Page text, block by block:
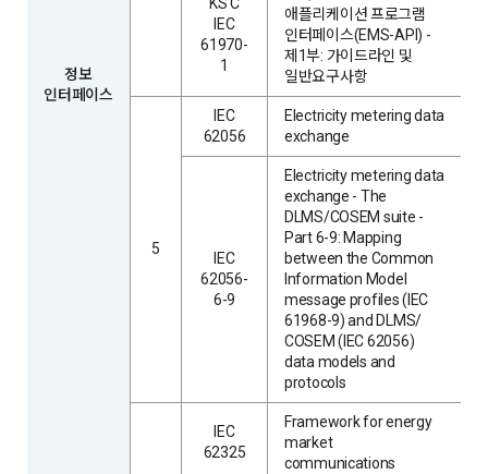
정보
인터페이스
KS C
IEC
61970-
1
애플리케이션 프로그램
인터페이스(EMS-API) -
제1부: 가이드라인 및
일반요구사항
5
IEC
62056
Electricity metering data
exchange
IEC
62056-
6-9
Electricity metering data
exchange - The
DLMS/COSEM suite -
Part 6-9: Mapping
between the Common
Information Model
message profiles (IEC
61968-9) and DLMS/
COSEM (IEC 62056)
data models and
protocols
IEC
62325
Framework for energy
market
communications